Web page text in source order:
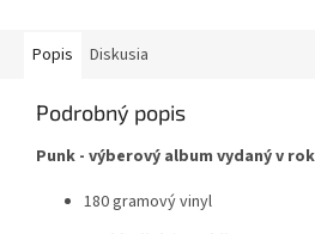
Popis Diskusia
Podrobný popis
Punk - výberový album vydaný v
180 gramový vinyl